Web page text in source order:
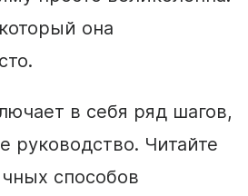
она
в себя ряд шагов,
Читайте
способов